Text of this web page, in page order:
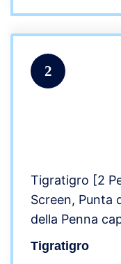
2
Tigratigro [2
Screen, Punta
della Penna
Apple/iPhone/
Tigratigro